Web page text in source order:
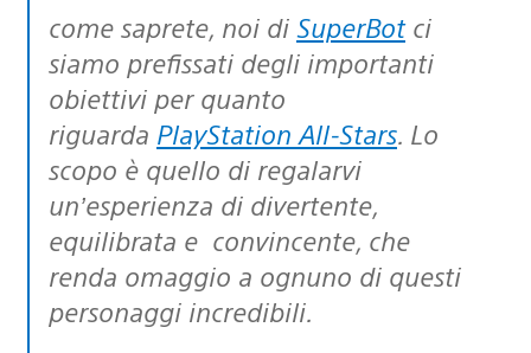
come saprete, noi di SuperBotci
siamo prefissati degli importanti
obiettivi per quanto
riguarda PlayStation All-Stars. Lo
scopo è quello di regalarvi
un’esperienza di divertente,
equilibrata e convincente, che
renda omaggio a ognuno di questi
personaggi incredibili.